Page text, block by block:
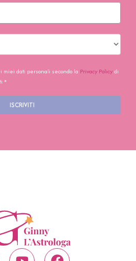
miei dati personali secondo la Privacy Policydi
*
ISCRIVITI